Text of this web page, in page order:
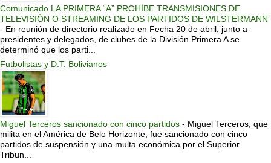
Comunicado LA PRIMERA “A” PROHÍBE TRANSMISIONES DE
TELEVISIÓN O STREAMING DE LOS PARTIDOS DE WILSTERMANN
- En reunión de directorio realizado en Fecha 20 de abril, junto a
presidentes y delegados, de clubes de la División Primera A se
determinó que los parti...
Futbolistas y D.T. Bolivianos
Miguel Terceros sancionado con cinco partidos - Miguel Terceros, que
milita en el América de Belo Horizonte, fue sancionado con cinco
partidos de suspensión y una multa económica por el Superior
Tribun...